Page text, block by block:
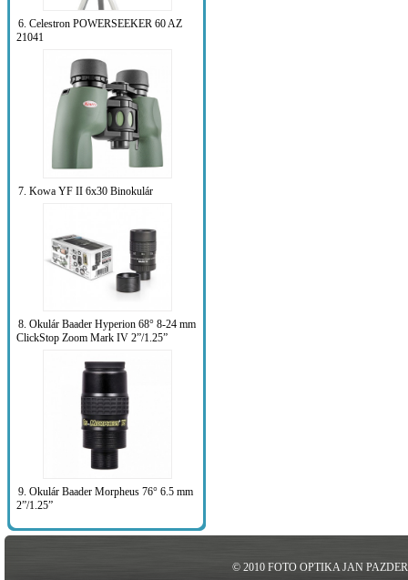
6. Celestron POWERSEEKER 60 AZ
21041
7. Kowa YF II 6x30 Binokulár
8. Okulár Baader Hyperion 68° 8-24 mm
ClickStop Zoom Mark IV 2”/1.25”
9. Okulár Baader Morpheus 76° 6.5 mm
2”/1.25”
© 2010 FOTO OPTIKA JAN